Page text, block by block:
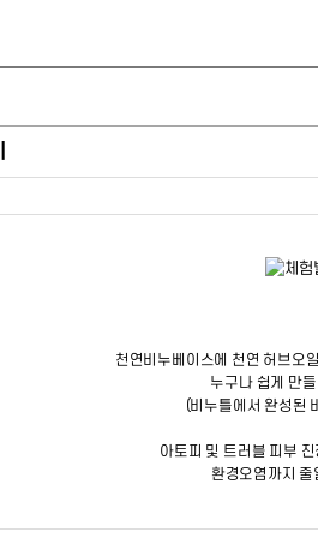
천연비누베이스에 천연 허브오
누구나 쉽게 만
(비누틀에서 완성된
아토피 및 트러블 피부
환경오염까지